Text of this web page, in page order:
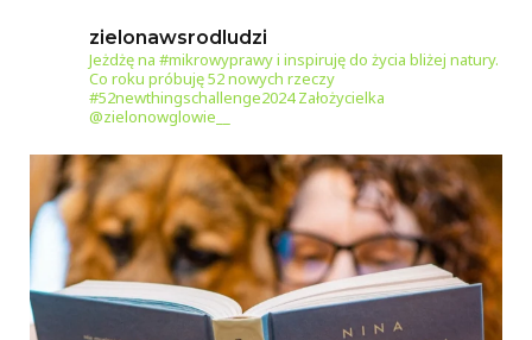
zielonawsrodludzi
Jeżdżę na #mikrowyprawy i inspiruję do życia bliżej natury.
Co roku próbuję 52 nowych rzeczy
#52newthingschallenge2024Założycielka
@zielonowglowie__